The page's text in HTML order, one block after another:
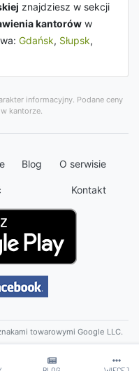
znajdziesz w sekcji
kantorów w
Gdańsk, Słupsk,
informacyjny. Podane ceny
kantorze.
Blog O serwisie
Kontakt
towarowymi Google LLC.